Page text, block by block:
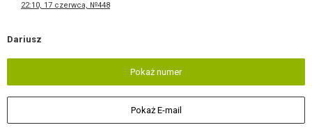
22:10, 17 czerwca, №448
Dariusz
Pokaż numer
Pokaż E-mail